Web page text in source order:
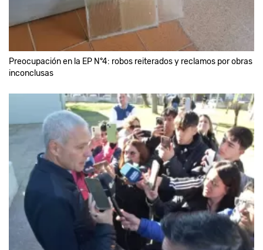
Preocupación en la EP N°4: robos reiterados y reclamos por obras
inconclusas